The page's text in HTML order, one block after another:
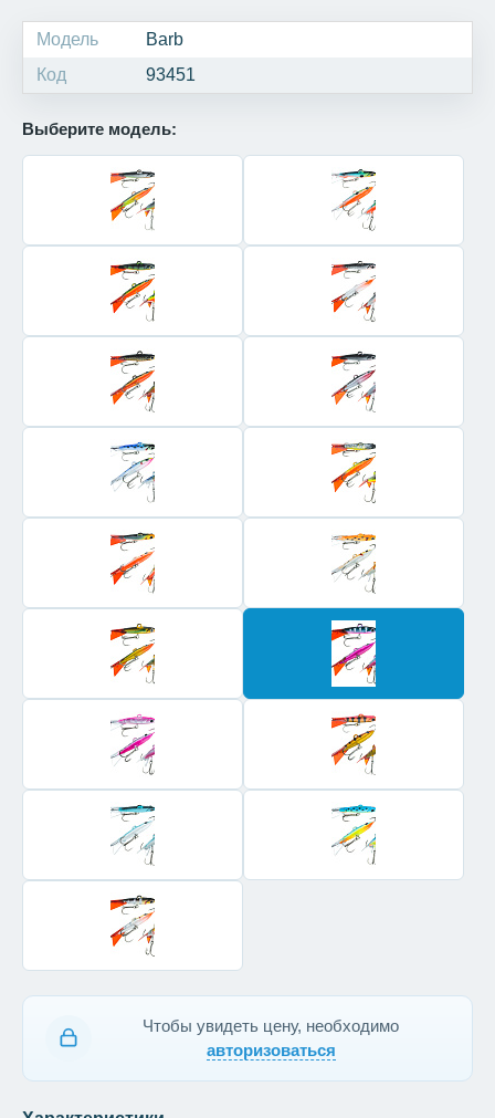
Модель
Barb
Код
93451
Выберите модель:
Чтобы увидеть цену, необходимо
авторизоваться